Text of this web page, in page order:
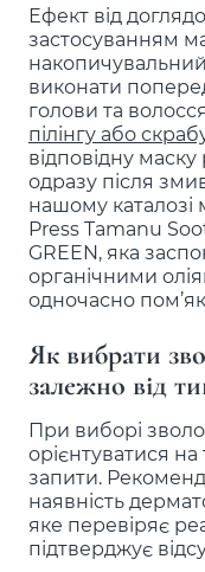
Ефект від
застосуванням
виконати
голови та
пілінгу або
відповідну
одразу після
нашому
Press Tamanu
GREEN, яка
органічними
одночасно
Як вибрати
залежно від
При виборі
орієнтуватися на
запити.
наявність
яке перевіряє
підтверджує